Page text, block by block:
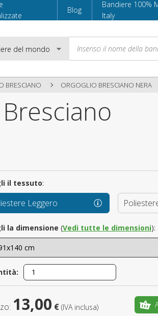
Blog
Bandiere 100%
Italy
BRESCIANO ORGOGLIO BRESCIANO NERA
il tessuto:
Leggero
la dimensione (Vedi tutte le dimensioni):
13,00 € (IVA inclusa)